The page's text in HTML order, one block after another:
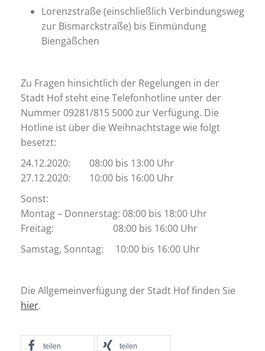
Lorenzstraße (einschließlich Verbindungsweg
zur Bismarckstraße) bis Einmündung
Biengäßchen
Zu Fragen hinsichtlich der Regelungen in der
Stadt Hof steht eine Telefonhotline unter der
Nummer 09281/815 5000 zur Verfügung. Die
Hotline ist über die Weihnachtstage wie folgt
besetzt:
24.12.2020: 08:00 bis 13:00 Uhr
27.12.2020: 10:00 bis 16:00 Uhr
Sonst:
Montag – Donnerstag: 08:00 bis 18:00 Uhr
Freitag: 08:00 bis 16:00 Uhr
Samstag, Sonntag: 10:00 bis 16:00 Uhr
Die Allgemeinverfügung der Stadt Hof finden Sie
hier.
teilen teilen